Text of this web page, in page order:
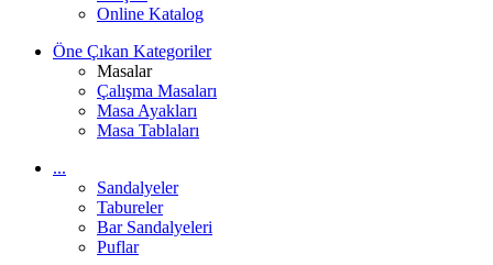
Online Katalog
Öne Çıkan Kategoriler
Masalar
Çalışma Masaları
Masa Ayakları
Masa Tablaları
...
Sandalyeler
Tabureler
Bar Sandalyeleri
Puflar